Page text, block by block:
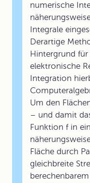
numerische
Integrale
Derartige
Hintergrund
elektronische
Integration
Um den
– und damit
Funktion f in
Fläche durch
gleichbreite